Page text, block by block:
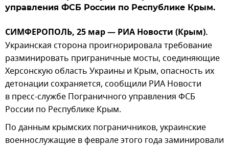
управления ФСБ России по Республике Крым.
СИМФЕРОПОЛЬ, 25 мар — РИА Новости (Крым).
Украинская сторона проигнорировала требование
разминировать приграничные мосты, соединяющие
Херсонскую область Украины и Крым, опасность их
детонации сохраняется, сообщили РИА Новости
в пресс-службе Пограничного управления ФСБ
России по Республике Крым.
По данным крымских пограничников, украинские
военнослужащие в феврале этого года заминировали